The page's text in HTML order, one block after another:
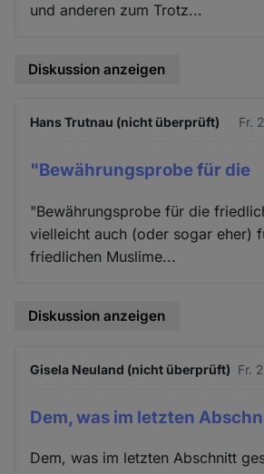
und anderen zum Trotz...
Diskussion anzeigen
Hans Trutnau (nicht überprüft) Fr.
"Bewährungsprobe für die
"Bewährungsprobe für die
vielleicht auch (oder sogar eher)
friedlichen Muslime...
Diskussion anzeigen
Gisela Neuland (nicht überprüft) Fr.
Dem, was im letzten
Dem, was im letzten Abschnitt